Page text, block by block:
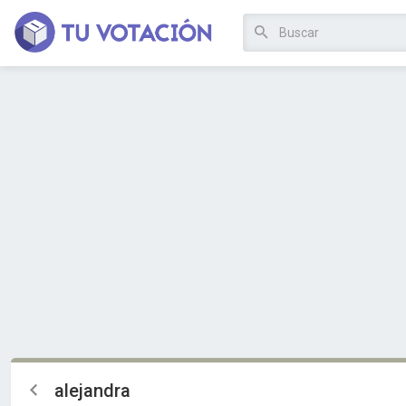
alejandra